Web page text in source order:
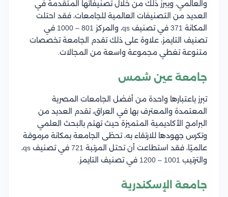
والعالمي، ويبرز ذلك من خلال تصنيفاتها المتقدمة في
العديد من التصنيفات العالمية للجامعات، فقد احتلت
المكانة 371 في تصنيف qs، والمركز 801 – 1000 في
تصنيف التايمز، علاوة على ذلك تقدم الجامعة تخصصات
متنوعة تغطي مجموعة واسعة من المجالات.
جامعة عين شمس
تبرز باعتبارها واحدة من أفضل الجامعات المصرية
المعتمدة والمعترف بها في العراق، تقدم العديد من
البرامج الأكاديمية المتميزة حيث تهتم بالبحث العلمي
وتكرس جهودها للارتقاء به، تحظى الجامعة بمكانة مرموقة
عالميًا، فقد استطاعت أن تحتل المرتبة 721 في تصنيف qs،
والترتيب 1001 – 1200 في تصنيف التايمز.
جامعة الإسكندرية